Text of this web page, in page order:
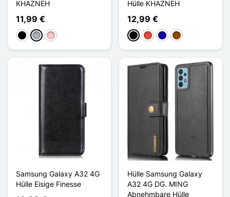
KHAZNEH
11,99 €
Schwarz
GrauPink
Hülle KHAZNEH
12,99 €
Schwarz
Rot Dunkelblau
Braun
Samsung Galaxy A32 4G
Hülle Eisige Finesse
Hülle Samsung Galaxy
A32 4G DG. MING
Abnehmbare Hülle